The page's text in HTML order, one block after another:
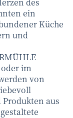
des
ein
Küche
und
im
von
aus